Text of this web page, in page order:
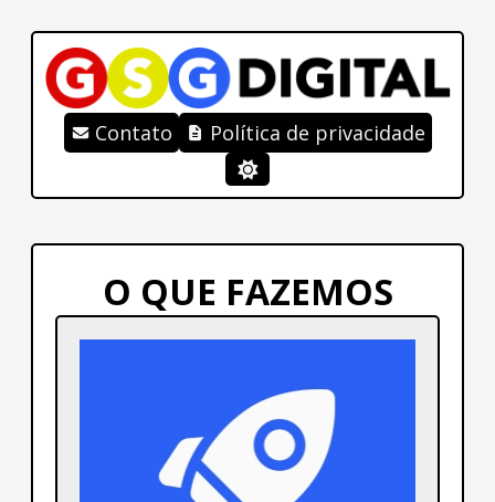
Contato Política de privacidade
O QUE FAZEMOS